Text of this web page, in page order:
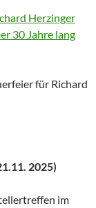
Herzinger
30 Jahre lang
für Richard
2025)
im